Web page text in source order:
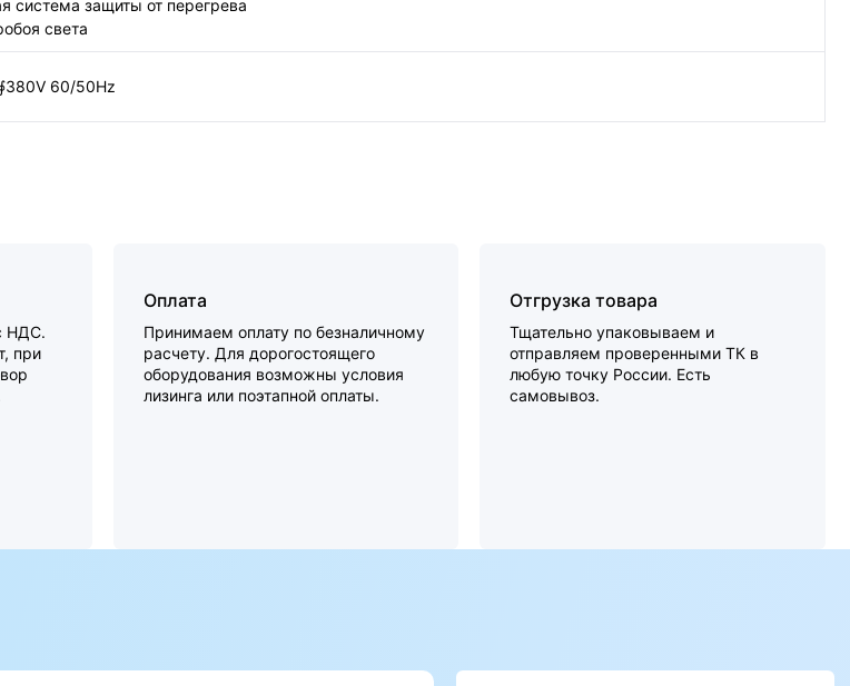
система защиты от перегрева
света
60/50Hz
НДС.
при
Оплата
Принимаем оплату по безналичному
расчету. Для дорогостоящего
оборудования возможны условия
лизинга или поэтапной оплаты.
Отгрузка товара
Тщательно упаковываем и
отправляем проверенными ТК в
любую точку России. Есть
самовывоз.